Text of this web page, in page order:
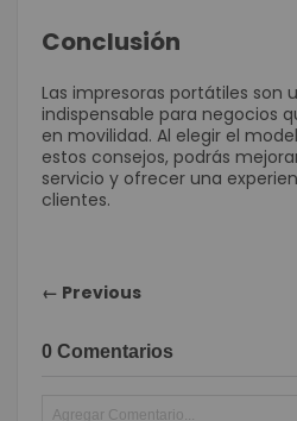
Conclusión
Las impresoras portátiles son
indispensable para negocios
en movilidad. Al elegir el
estos consejos, podrás
servicio y ofrecer una
clientes.
← Previous
0 Comentarios